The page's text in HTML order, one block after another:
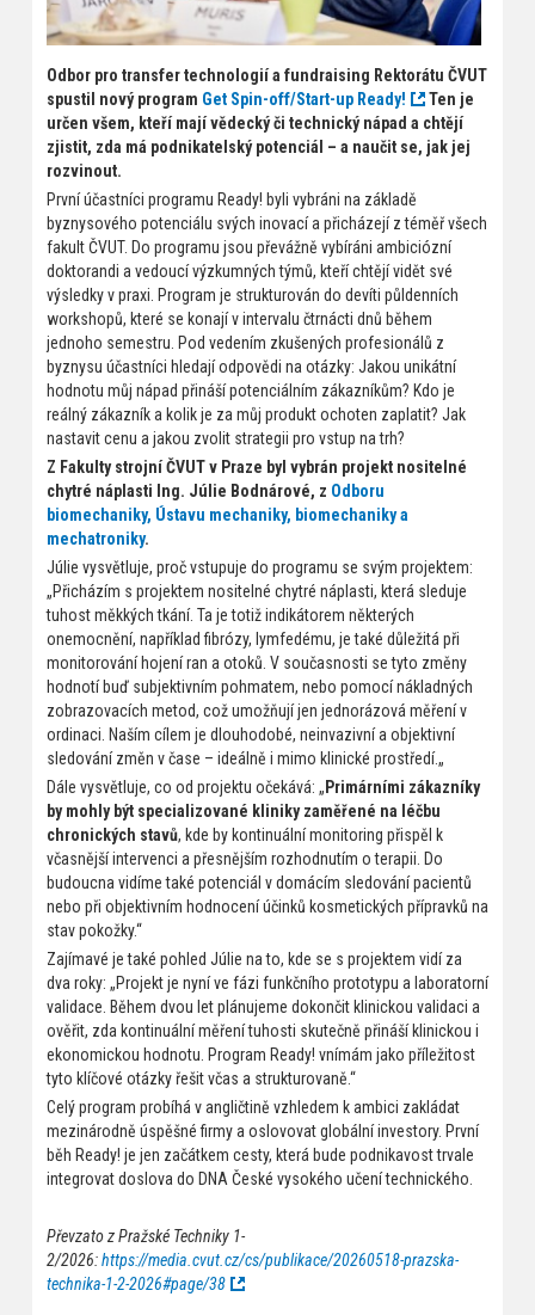
Odbor pro transfer technologií a fundraising Rektorátu ČVUT
spustil nový program Get Spin-off/Start-up Ready!
Ten je
určen všem, kteří mají vědecký či technický nápad a chtějí
zjistit, zda má podnikatelský potenciál – a naučit se, jak jej
rozvinout.
První účastníci programu Ready! byli vybráni na základě
byznysového potenciálu svých inovací a přicházejí z téměř všech
fakult ČVUT. Do programu jsou převážně vybíráni ambiciózní
doktorandi a vedoucí výzkumných týmů, kteří chtějí vidět své
výsledky v praxi. Program je strukturován do devíti půldenních
workshopů, které se konají v intervalu čtrnácti dnů během
jednoho semestru. Pod vedením zkušených profesionálů z
byznysu účastníci hledají odpovědi na otázky: Jakou unikátní
hodnotu můj nápad přináší potenciálním zákazníkům? Kdo je
reálný zákazník a kolik je za můj produkt ochoten zaplatit? Jak
nastavit cenu a jakou zvolit strategii pro vstup na trh?
Z Fakulty strojní ČVUT v Praze byl vybrán projekt nositelné
chytré náplasti Ing. Júlie Bodnárové, z Odboru
biomechaniky, Ústavu mechaniky, biomechaniky a
mechatroniky.
Júlie vysvětluje, proč vstupuje do programu se svým projektem:
„Přicházím s projektem nositelné chytré náplasti, která sleduje
tuhost měkkých tkání. Ta je totiž indikátorem některých
onemocnění, například fibrózy, lymfedému, je také důležitá při
monitorování hojení ran a otoků. V současnosti se tyto změny
hodnotí buď subjektivním pohmatem, nebo pomocí nákladných
zobrazovacích metod, což umožňují jen jednorázová měření v
ordinaci. Naším cílem je dlouhodobé, neinvazivní a objektivní
sledování změn v čase – ideálně i mimo klinické prostředí.„
Dále vysvětluje, co od projektu očekává: „ Primárními zákazníky
by mohly být specializované kliniky zaměřené na léčbu
chronických stavů, kde by kontinuální monitoring přispěl k
včasnější intervenci a přesnějším rozhodnutím o terapii. Do
budoucna vidíme také potenciál v domácím sledování pacientů
nebo při objektivním hodnocení účinků kosmetických přípravků na
stav pokožky.“
Zajímavé je také pohled Júlie na to, kde se s projektem vidí za
dva roky: „Projekt je nyní ve fázi funkčního prototypu a laboratorní
validace. Během dvou let plánujeme dokončit klinickou validaci a
ověřit, zda kontinuální měření tuhosti skutečně přináší klinickou i
ekonomickou hodnotu. Program Ready! vnímám jako příležitost
tyto klíčové otázky řešit včas a strukturovaně.“
Celý program probíhá v angličtině vzhledem k ambici zakládat
mezinárodně úspěšné firmy a oslovovat globální investory. První
běh Ready! je jen začátkem cesty, která bude podnikavost trvale
integrovat doslova do DNA České vysokého učení technického.
Převzato z Pražské Techniky 1-
2/2026:https://media.cvut.cz/cs/publikace/20260518-prazska-
technika-1-2-2026#page/38